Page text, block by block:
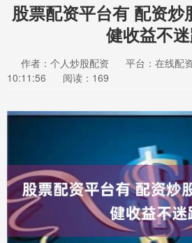
股票配资平台有 配资炒
健收益不
作者：个人炒股配资 平台：在线配
10:11:56
阅读：169